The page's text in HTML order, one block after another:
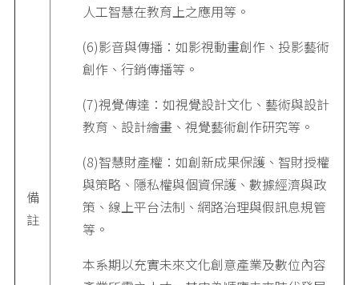
備
註
人工智慧在教育上之應用等。
(6)影音與傳播：如影視動畫創作、投影藝術
創作、行銷傳播等。
(7)視覺傳達：如視覺設計文化、藝術與設計
教育、設計繪畫、視覺藝術創作研究等。
(8)智慧財產權：如創新成果保護、智財授權
與策略、隱私權與個資保護、數據經濟與政
策、線上平台法制、網路治理與假訊息規管
等。
本系期以充實未來文化創意產業及數位內容